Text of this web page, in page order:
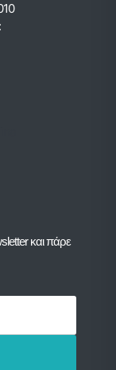
και πάρε